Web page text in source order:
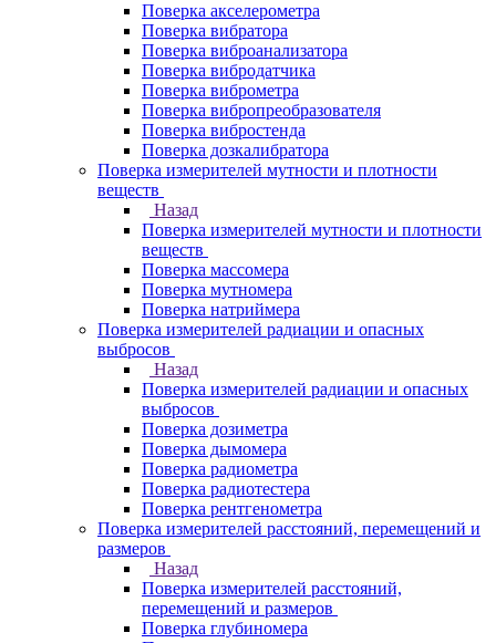
Поверка акселерометра
Поверка вибратора
Поверка виброанализатора
Поверка вибродатчика
Поверка виброметра
Поверка вибропреобразователя
Поверка вибростенда
Поверка дозкалибратора
Поверка измерителей мутности и плотности
веществ
Назад
Поверка измерителей мутности и плотности
веществ
Поверка массомера
Поверка мутномера
Поверка натриймера
Поверка измерителей радиации и опасных
выбросов
Назад
Поверка измерителей радиации и опасных
выбросов
Поверка дозиметра
Поверка дымомера
Поверка радиометра
Поверка радиотестера
Поверка рентгенометра
Поверка измерителей расстояний, перемещений и
размеров
Назад
Поверка измерителей расстояний,
перемещений и размеров
Поверка глубиномера